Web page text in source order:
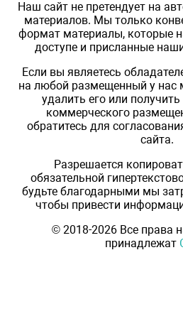
Наш сайт не претендует на
материалов. Мы только
формат материалы, которые
доступе и присланные
Если вы являетесь
на любой размещенный у нас
удалить его или
коммерческого
обратитесь для
сайта.
Разрешается
обязательной
будьте благодарными мы
чтобы привести
© 2018-2026 Все права
принадлежат